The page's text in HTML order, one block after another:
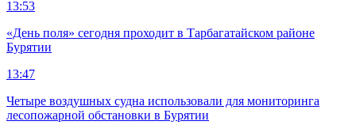
13:53
«День поля» сегодня проходит в Тарбагатайском районе
Бурятии
13:47
Четыре воздушных судна использовали для мониторинга
лесопожарной обстановки в Бурятии